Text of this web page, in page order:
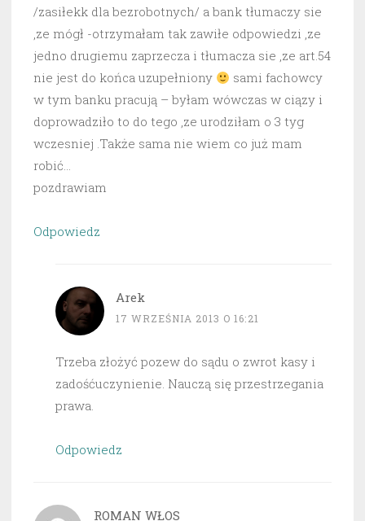
/zasiłekk dla bezrobotnych/ a bank tłumaczy sie
,ze mógł -otrzymałam tak zawiłe odpowiedzi ,ze
jedno drugiemu zaprzecza i tłumacza sie ,ze art.54
nie jest do końca uzupełniony
sami fachowcy
w tym banku pracują – byłam wówczas w ciązy i
doprowadziło to do tego ,ze urodziłam o 3 tyg
wczesniej .Także sama nie wiem co już mam
robić…
pozdrawiam
Odpowiedz
Arek
17 WRZEŚNIA 2013 O 16:21
Trzeba złożyć pozew do sądu o zwrot kasy i
zadośćuczynienie. Nauczą się przestrzegania
prawa.
Odpowiedz
ROMAN WŁOS